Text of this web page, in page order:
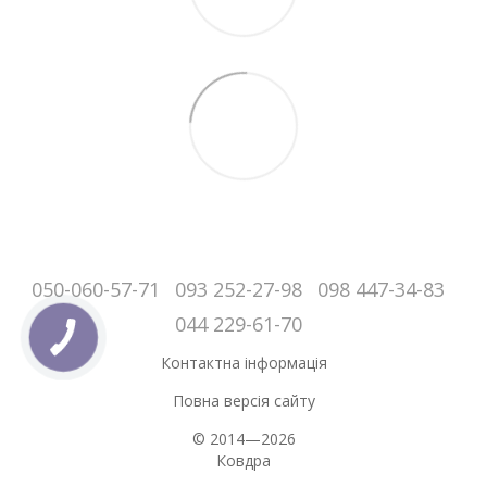
050-060-57-71 093 252-27-98
098 447-34-83
044 229-61-70
Контактна інформація
Повна версія сайту
© 2014—2026
Ковдра